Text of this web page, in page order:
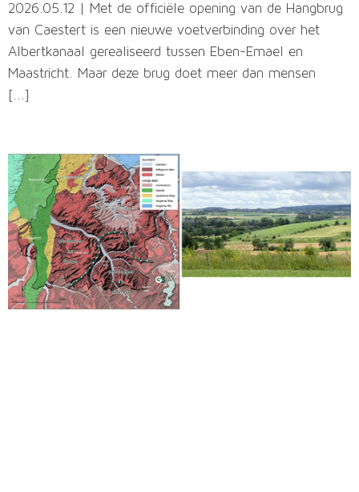
2026.05.12 | Met de officiële opening van de Hangbrug
van Caestert is een nieuwe voetverbinding over het
Albertkanaal gerealiseerd tussen Eben-Emael en
Maastricht. Maar deze brug doet meer dan mensen
[...]